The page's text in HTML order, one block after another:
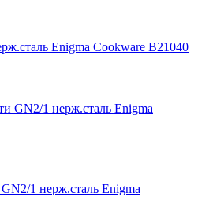
Enigma Cookware B21040
1 нерж.сталь Enigma